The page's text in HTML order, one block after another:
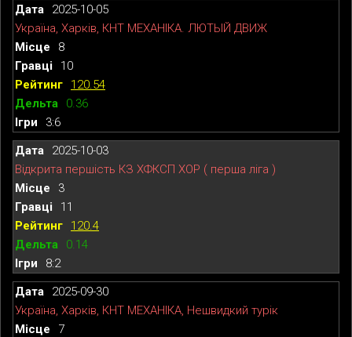
2025-10-05
Україна, Харків, КНТ МЕХАНІКА. ЛЮТЫЙ ДВИЖ
8
10
120.54
0.36
3:6
2025-10-03
Відкрита першість КЗ ХФКСП ХОР ( перша ліга )
3
11
120.4
0.14
8:2
2025-09-30
Україна, Харків, КНТ МЕХАНІКА, Нешвидкий турік
7